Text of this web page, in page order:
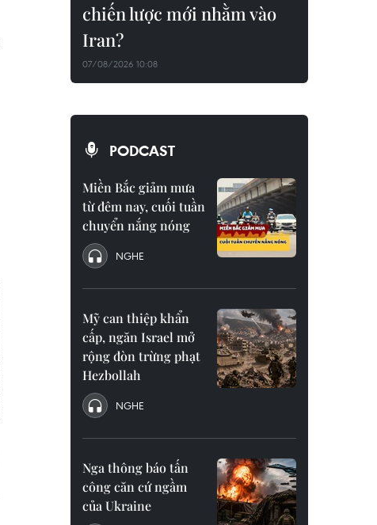
chiến lược mới nhằm vào
Iran?
07/08/2026 10:08
PODCAST
Miền Bắc giảm mưa
từ đêm nay, cuối tuần
chuyển nắng nóng
NGHE
Mỹ can thiệp khẩn
cấp, ngăn Israel mở
rộng đòn trừng phạt
Hezbollah
NGHE
Nga thông báo tấn
công căn cứ ngầm
của Ukraine